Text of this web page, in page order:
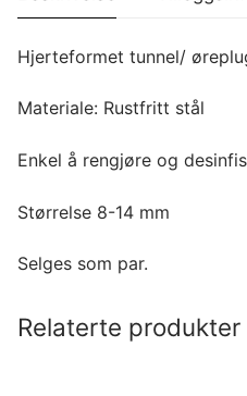
Hjerteformet tunnel/
Materiale: Rustfritt stål
Enkel å rengjøre og
Størrelse 8-14 mm
Selges som par.
Relaterte produkter